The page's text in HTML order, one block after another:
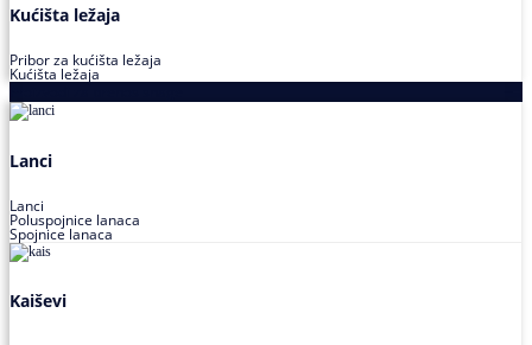
Kućišta ležaja
Pribor za kućišta ležaja
Kućišta ležaja
Lanci
Lanci
Poluspojnice lanaca
Spojnice lanaca
Kaiševi